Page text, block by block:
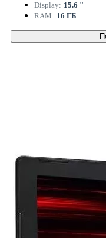
Display: 15.6 "
RAM: 16 ГБ